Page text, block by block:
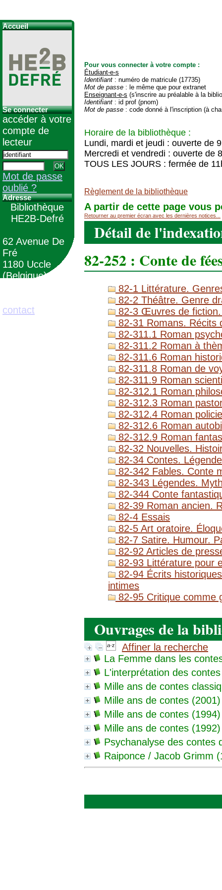
Pour vous connecter à votre compte :
Étudiant-e-s
Identifiant : numéro de matricule (17735)
Mot de passe : le même que pour extranet
Enseignant-e-s (s'inscrire au préalable à la
Identifiant : id prof (pnom)
Mot de passe : code donné à l'inscription (à
Horaire de la bibliothèque :
Lundi, mardi et jeudi : ouverte de
Mercredi et vendredi : ouverte de
TOUS LES JOURS : fermée de
Règlement de la bibliothèque
A partir de cette page vous
Retourner au premier écran avec les dernières notices...
Détail de
82-252 : Conte de
82-1 Littérature.
82-2 Théâtre. Genre
82-3 Œuvres de
82-31 Romans. Récits
82-311.1 Roman
82-311.2 Roman à
82-311.6 Roman
82-311.8 Roman de
82-311.9 Roman
82-312.1 Roman
82-312.3 Roman
82-312.4 Roman
82-312.6 Roman
82-312.9 Roman
82-32 Nouvelles.
82-34 Contes.
82-342 Fables. Conte
82-343 Légendes.
82-344 Conte
82-39 Roman ancien.
82-4 Essais
82-5 Art oratoire.
82-7 Satire. Humour.
82-92 Articles de
82-93 Littérature pour
82-94 Écrits
intimes
82-95 Critique comme
Ouvrages de la
Affiner la recherche
La Femme dans les
L'interprétation des
Mille ans de contes
Mille ans de contes (2001)
Mille ans de contes (1994)
Mille ans de contes (1992)
Psychanalyse des contes
Raiponce / Jacob Grimm
Accueil
Se connecter
accéder à votre
compte de
lecteur
Mot de passe
oublié ?
Adresse
Bibliothèque
HE2B-Defré
62 Avenue De
Fré
1180 Uccle
(Belgique)
contact